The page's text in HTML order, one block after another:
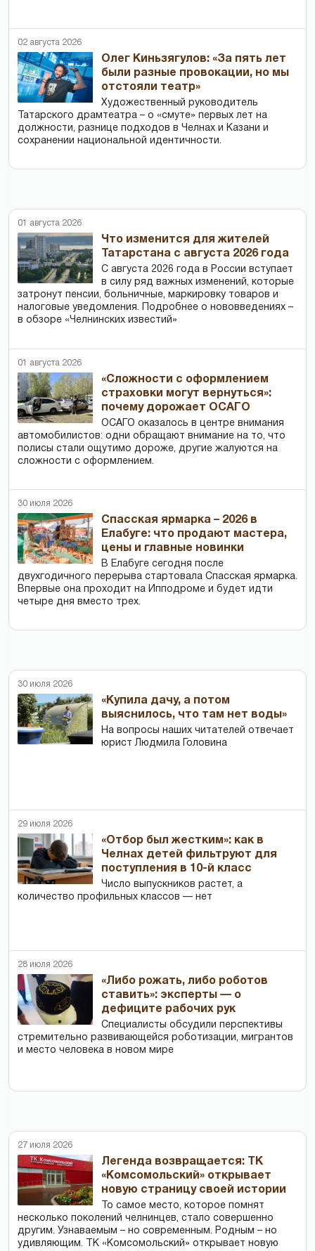
02 августа 2026
Олег Киньзягулов: «За пять лет
были разные провокации, но мы
отстояли театр»
Художественный руководитель
Татарского драмтеатра – о «смуте» первых лет на
должности, разнице подходов в Челнах и Казани и
сохранении национальной идентичности.
01 августа 2026
Что изменится для жителей
Татарстана с августа 2026 года
С августа 2026 года в России вступает
в силу ряд важных изменений, которые
затронут пенсии, больничные, маркировку товаров и
налоговые уведомления. Подробнее о нововведениях –
в обзоре «Челнинских известий»
01 августа 2026
«Сложности с оформлением
страховки могут вернуться»:
почему дорожает ОСАГО
ОСАГО оказалось в центре внимания
автомобилистов: одни обращают внимание на то, что
полисы стали ощутимо дороже, другие жалуются на
сложности с оформлением.
30 июля 2026
Спасская ярмарка – 2026 в
Елабуге: что продают мастера,
цены и главные новинки
В Елабуге сегодня после
двухгодичного перерыва стартовала Спасская ярмарка.
Впервые она проходит на Ипподроме и будет идти
четыре дня вместо трех.
30 июля 2026
«Купила дачу, а потом
выяснилось, что там нет воды»
На вопросы наших читателей отвечает
юрист Людмила Головина
29 июля 2026
«Отбор был жестким»: как в
Челнах детей фильтруют для
поступления в 10-й класс
Число выпускников растет, а
количество профильных классов — нет
28 июля 2026
«Либо рожать, либо роботов
ставить»: эксперты — о
дефиците рабочих рук
Специалисты обсудили перспективы
стремительно развивающейся роботизации, мигрантов
и место человека в новом мире
27 июля 2026
Легенда возвращается: ТК
«Комсомольский» открывает
новую страницу своей истории
То самое место, которое помнят
несколько поколений челнинцев, стало совершенно
другим. Узнаваемым – но современным. Родным – но
удивляющим. ТК «Комсомольский» открывает новую